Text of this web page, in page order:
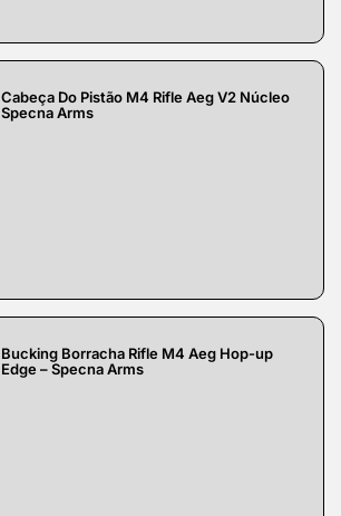
Cabeça Do Pistão M4 Rifle Aeg V2 Núcleo
Specna Arms
Bucking Borracha Rifle M4 Aeg Hop-up
Edge – Specna Arms